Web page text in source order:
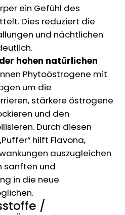
ein Gefühl des
Dies reduziert die
und nächtlichen
hohen natürlichen
Phytoöstrogene mit
um die
stärkere östrogene
und den
Durch diesen
hilft Flavona,
auszugleichen
sanften und
in die neue
/